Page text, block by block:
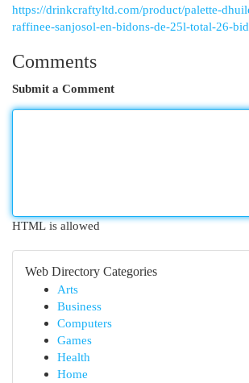
https://drinkcraftyltd.com/product/palette-
raffinee-sanjosol-en-bidons-de-25l-total-26-
Comments
Submit a Comment
HTML is allowed
Web Directory Categories
Arts
Business
Computers
Games
Health
Home